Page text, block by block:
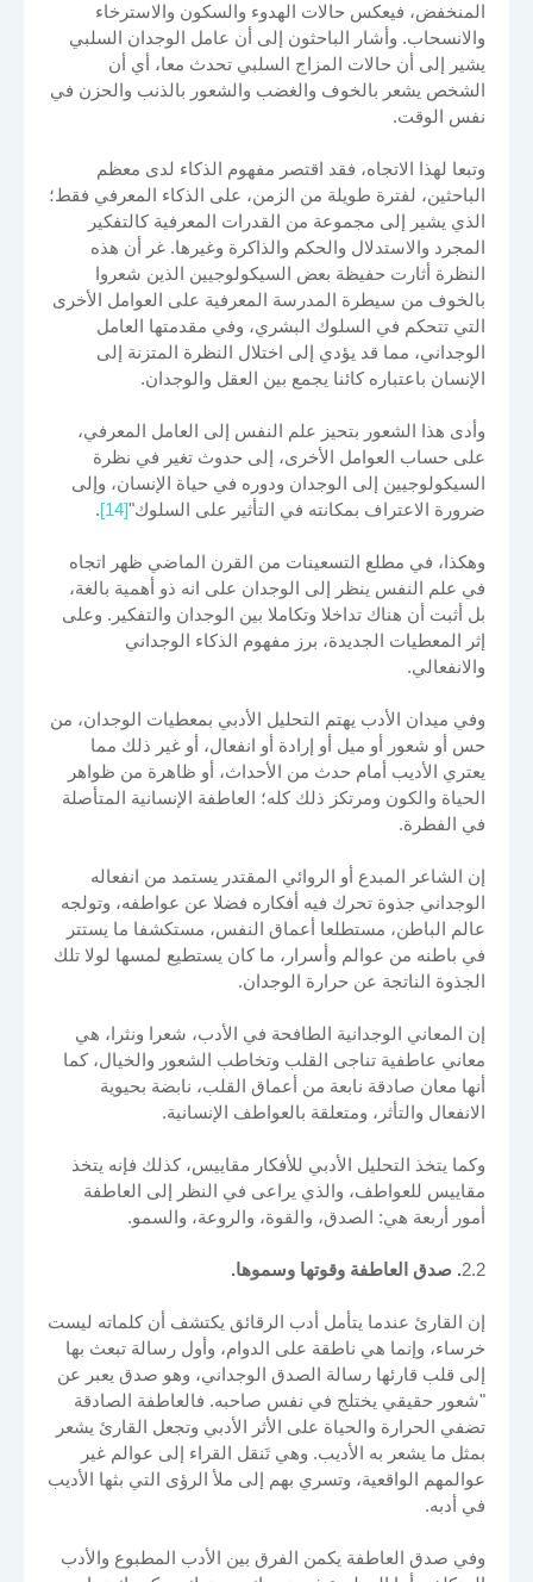
المنخفض، فيعكس حالات الهدوء والسكون والاسترخاء
والانسحاب. وأشار الباحثون إلى أن عامل الوجدان السلبي
يشير إلى أن حالات المزاج السلبي تحدث معا، أي أن
الشخص يشعر بالخوف والغضب والشعور بالذنب والحزن في
نفس الوقت.
وتبعا لهذا الاتجاه، فقد اقتصر مفهوم الذكاء لدى معظم
الباحثين، لفترة طويلة من الزمن، على الذكاء المعرفي فقط؛
الذي يشير إلى مجموعة من القدرات المعرفية كالتفكير
المجرد والاستدلال والحكم والذاكرة وغيرها. غر أن هذه
النظرة أثارت حفيظة بعض السيكولوجيين الذين شعروا
بالخوف من سيطرة المدرسة المعرفية على العوامل الأخرى
التي تتحكم في السلوك البشري، وفي مقدمتها العامل
الوجداني، مما قد يؤدي إلى اختلال النظرة المتزنة إلى
الإنسان باعتباره كائنا يجمع بين العقل والوجدان.
وأدى هذا الشعور بتحيز علم النفس إلى العامل المعرفي،
على حساب العوامل الأخرى، إلى حدوث تغير في نظرة
السيكولوجيين إلى الوجدان ودوره في حياة الإنسان، وإلى
ضرورة الاعتراف بمكانته في التأثير على السلوك"[14]
.
وهكذا، في مطلع التسعينات من القرن الماضي ظهر اتجاه
في علم النفس ينظر إلى الوجدان على انه ذو أهمية بالغة،
بل أثبت أن هناك تداخلا وتكاملا بين الوجدان والتفكير. وعلى
إثر المعطيات الجديدة، برز مفهوم الذكاء الوجداني
والانفعالي.
وفي ميدان الأدب يهتم التحليل الأدبي بمعطيات الوجدان، من
حس أو شعور أو ميل أو إرادة أو انفعال، أو غير ذلك مما
يعتري الأديب أمام حدث من الأحداث، أو ظاهرة من ظواهر
الحياة والكون ومرتكز ذلك كله؛ العاطفة الإنسانية المتأصلة
في الفطرة.
إن الشاعر المبدع أو الروائي المقتدر يستمد من انفعاله
الوجداني جذوة تحرك فيه أفكاره فضلا عن عواطفه، وتولجه
عالم الباطن، مستطلعا أعماق النفس، مستكشفا ما يستتر
في باطنه من عوالم وأسرار، ما كان يستطيع لمسها لولا تلك
الجذوة الناتجة عن حرارة الوجدان.
إن المعاني الوجدانية الطافحة في الأدب، شعرا ونثرا، هي
معاني عاطفية تناجى القلب وتخاطب الشعور والخيال، كما
أنها معان صادقة نابعة من أعماق القلب، نابضة بحيوية
الانفعال والتأثر، ومتعلقة بالعواطف الإنسانية.
وكما يتخذ التحليل الأدبي للأفكار مقاييس، كذلك فإنه يتخذ
مقاييس للعواطف، والذي يراعى في النظر إلى العاطفة
أمور أربعة هي: الصدق، والقوة، والروعة، والسمو.
2.2. صدق العاطفة وقوتها وسموها.
إن القارئ عندما يتأمل أدب الرقائق يكتشف أن كلماته ليست
خرساء، وإنما هي ناطقة على الدوام، وأول رسالة تبعث بها
إلى قلب قارئها رسالة الصدق الوجداني، وهو صدق يعبر عن
"شعور حقيقي يختلج في نفس صاحبه. فالعاطفة الصادقة
تضفي الحرارة والحياة على الأثر الأدبي وتجعل القارئ يشعر
بمثل ما يشعر به الأديب. وهي تَنقل القراء إلى عوالم غير
عوالمهم الواقعية، وتسري بهم إلى ملأ الرؤى التي بثها الأديب
في أدبه.
وفي صدق العاطفة يكمن الفرق بين الأدب المطبوع والأدب